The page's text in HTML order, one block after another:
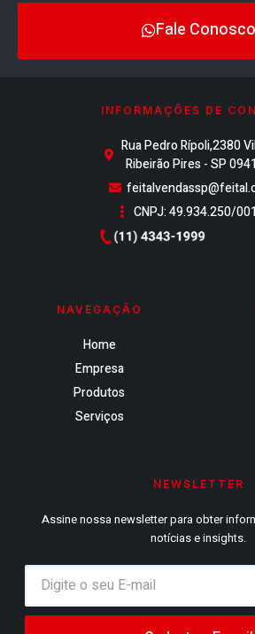
Fale Conosco
INFORMAÇÕES DE
Rua Pedro Rípoli,2380
Ribeirão Pires - SP
CNPJ: 49.934.250/
NAVEGAÇÃO
Home
Empresa
Produtos
Serviços
NEWSLETTER
Assine nossa newsletter para obter
notícias e insights.